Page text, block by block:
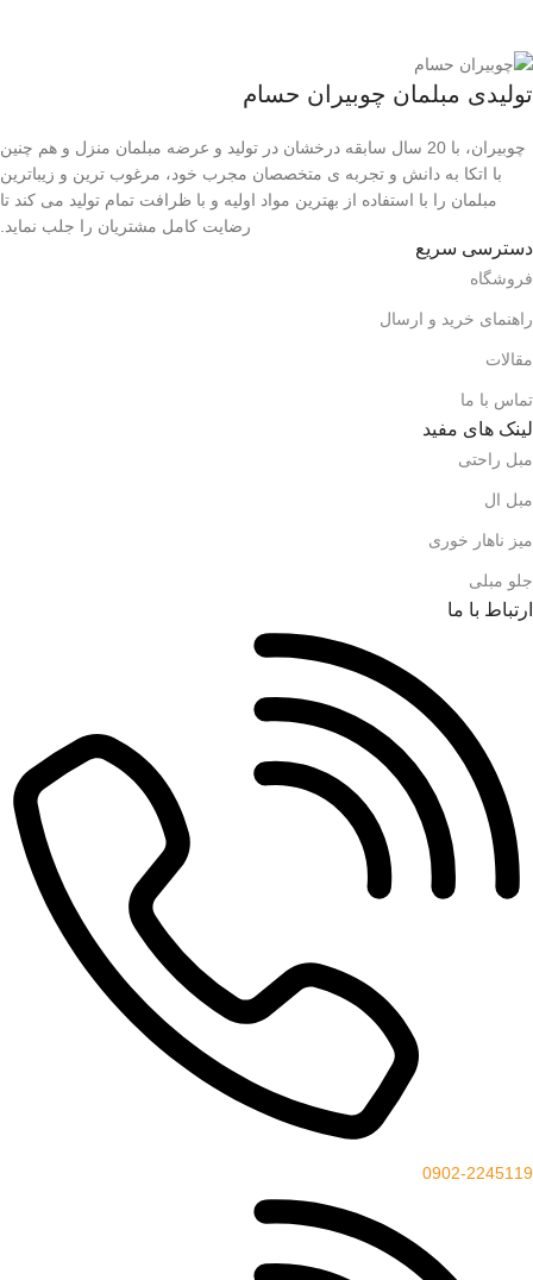
تولیدی مبلمان چوبیران حسام
چوبیران، با 20 سال سابقه درخشان در تولید و عرضه مبلمان منزل و هم چنین
با اتکا به دانش و تجربه ی متخصصان مجرب خود، مرغوب ترین و زیباترین
مبلمان را با استفاده از بهترین مواد اولیه و با ظرافت تمام تولید می کند تا
رضایت کامل مشتریان را جلب نماید.
دسترسی سریع
فروشگاه
راهنمای خرید و ارسال
مقالات
تماس با ما
لینک های مفید
مبل راحتی
مبل ال
میز ناهار خوری
جلو مبلی
ارتباط با ما
0902-2245119